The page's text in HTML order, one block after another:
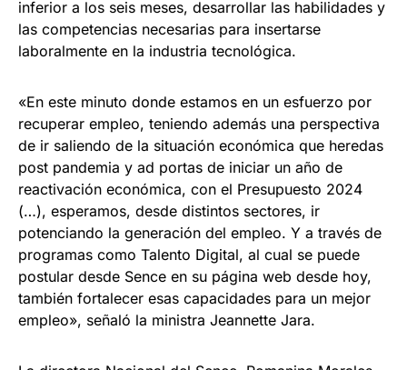
inferior a los seis meses, desarrollar las habilidades y
las competencias necesarias para insertarse
laboralmente en la industria tecnológica.
«En este minuto donde estamos en un esfuerzo por
recuperar empleo, teniendo además una perspectiva
de ir saliendo de la situación económica que heredas
post pandemia y ad portas de iniciar un año de
reactivación económica, con el Presupuesto 2024
(…), esperamos, desde distintos sectores, ir
potenciando la generación del empleo. Y a través de
programas como Talento Digital, al cual se puede
postular desde Sence en su página web desde hoy,
también fortalecer esas capacidades para un mejor
empleo», señaló la ministra Jeannette Jara.